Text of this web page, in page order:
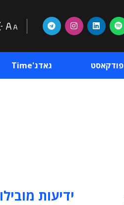
פודקאסט גאדג'Time
ידיעות